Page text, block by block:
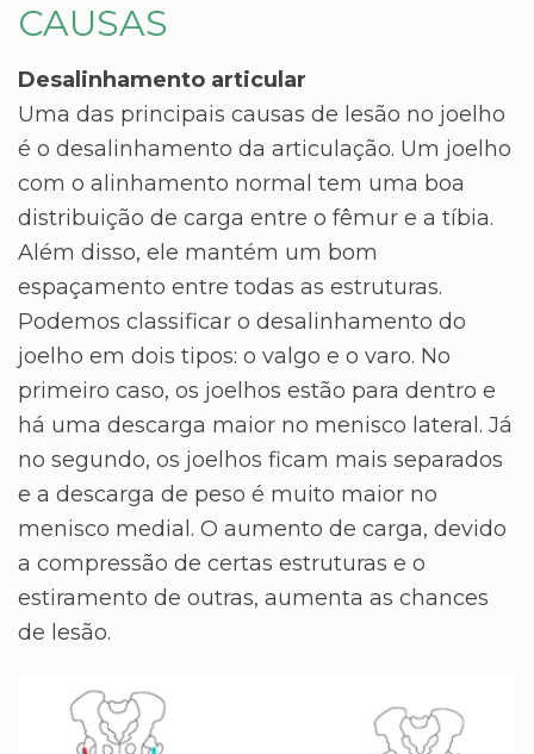
CAUSAS
Desalinhamento articular
Uma das principais causas de lesão no joelho
é o desalinhamento da articulação. Um joelho
com o alinhamento normal tem uma boa
distribuição de carga entre o fêmur e a tíbia.
Além disso, ele mantém um bom
espaçamento entre todas as estruturas.
Podemos classificar o desalinhamento do
joelho em dois tipos: o valgo e o varo. No
primeiro caso, os joelhos estão para dentro e
há uma descarga maior no menisco lateral. Já
no segundo, os joelhos ficam mais separados
e a descarga de peso é muito maior no
menisco medial. O aumento de carga, devido
a compressão de certas estruturas e o
estiramento de outras, aumenta as chances
de lesão.